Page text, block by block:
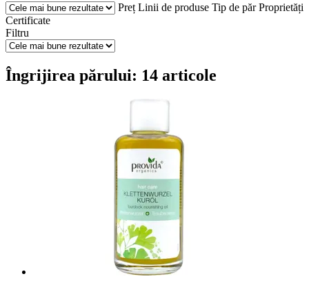
Preț Linii de produse Tip de păr Proprietăți
Certificate
Filtru
Îngrijirea părului: 14 articole